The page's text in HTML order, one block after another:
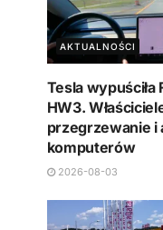
AKTUALNOŚCI
Tesla wypuściła
HW3.
przegrzewanie i
komputerów
2026-08-03